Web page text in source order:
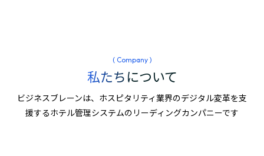
( Company )
私たちについて
ビジネスブレーンは、ホスピタリティ業界のデジタル変革を支
援するホテル管理システムのリーディングカンパニーです